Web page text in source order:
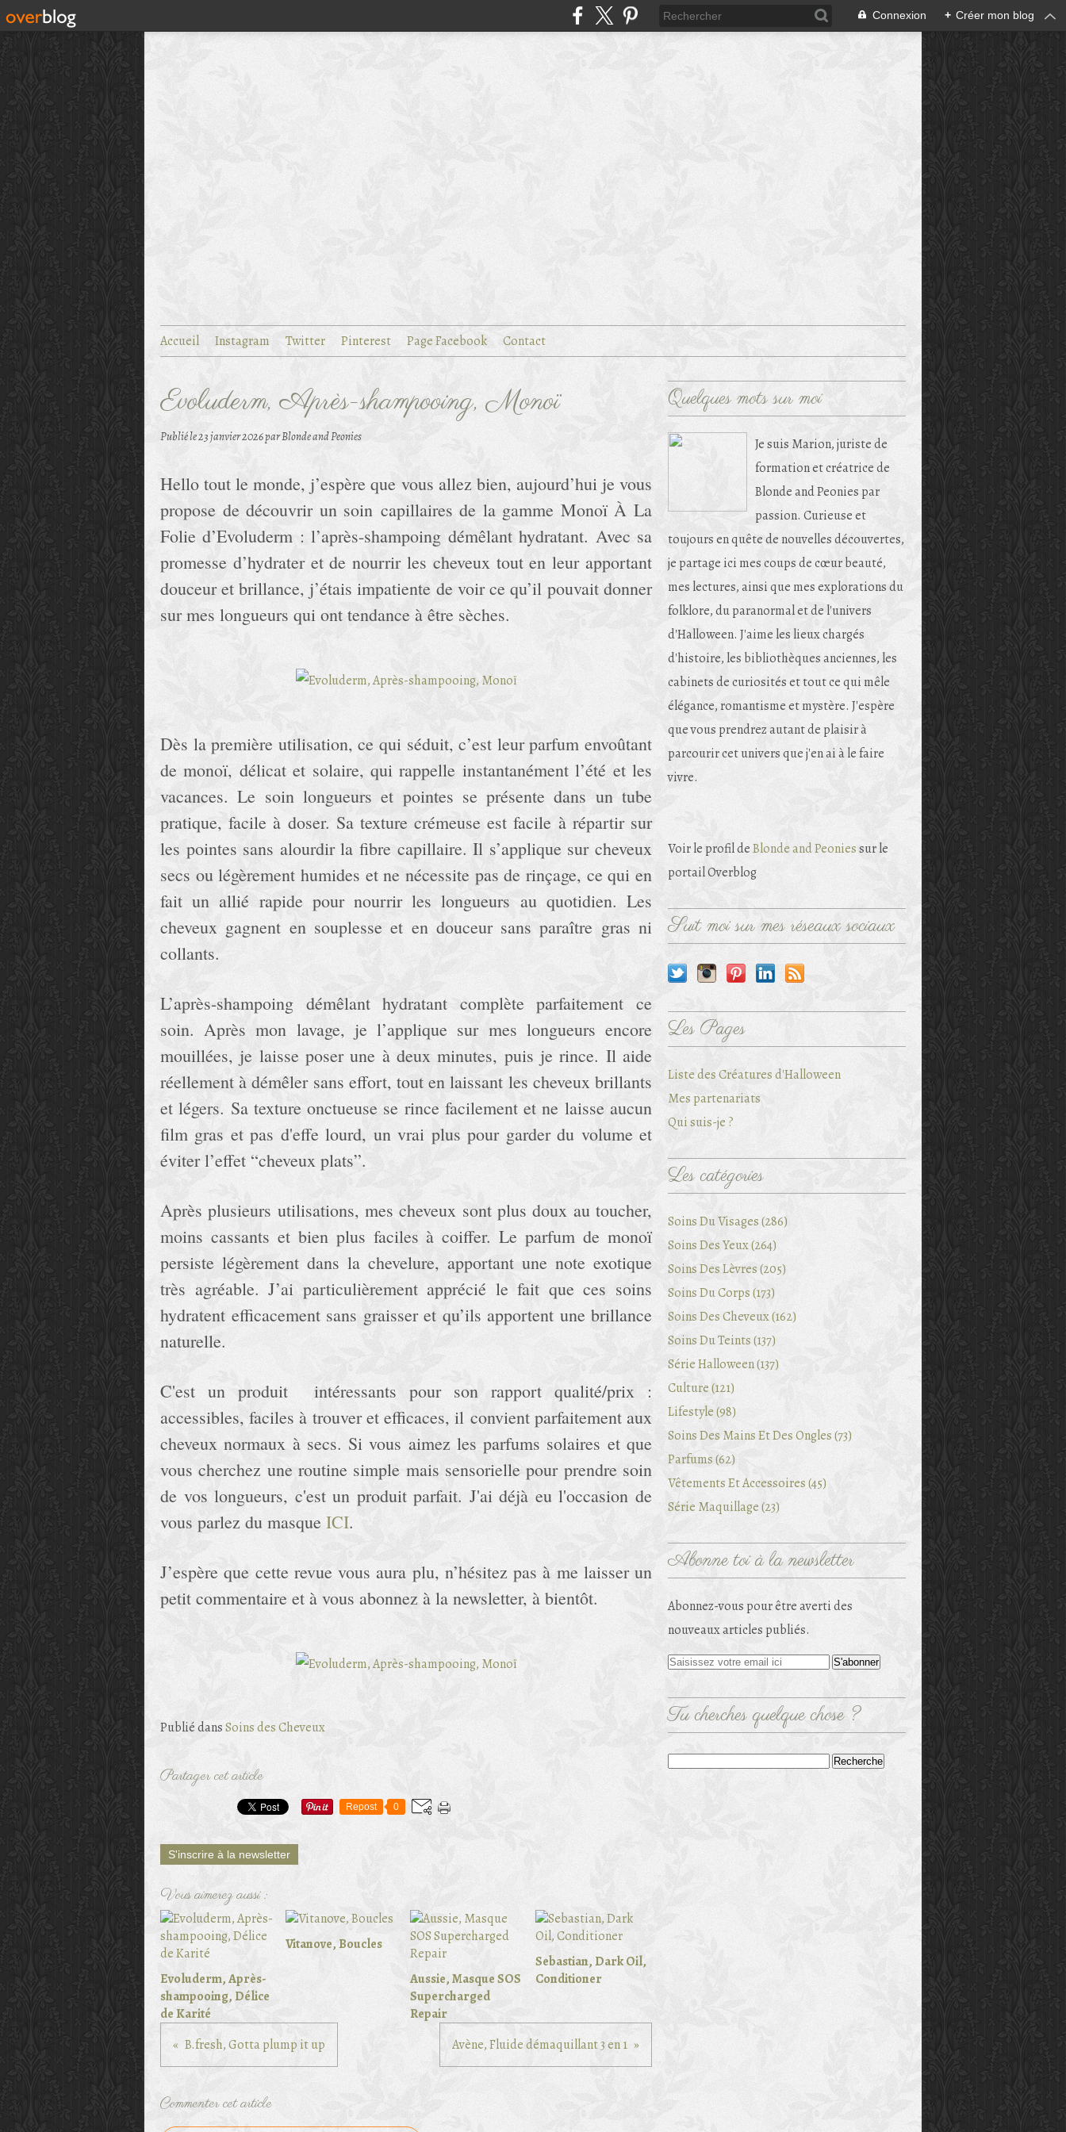
Connexion + Créer mon blog
Accueil Instagram Twitter Pinterest Page Facebook Contact
Evoluderm, Après-shampooing, Monoï
Publié le23 janvier 2026par Blonde and Peonies
Hello tout le monde, j’espère que vous allez bien, aujourd’hui je vous
propose de découvrir un soin capillaires de la gamme Monoï À La
Folie d’Evoluderm : l’après-shampoing démêlant hydratant. Avec sa
promesse d’hydrater et de nourrir les cheveux tout en leur apportant
douceur et brillance, j’étais impatiente de voir ce qu’il pouvait donner
sur mes longueurs qui ont tendance à être sèches.
Dès la première utilisation, ce qui séduit, c’est leur parfum envoûtant
de monoï, délicat et solaire, qui rappelle instantanément l’été et les
vacances. Le soin longueurs et pointes se présente dans un tube
pratique, facile à doser. Sa texture crémeuse est facile à répartir sur
les pointes sans alourdir la fibre capillaire. Il s’applique sur cheveux
secs ou légèrement humides et ne nécessite pas de rinçage, ce qui en
fait un allié rapide pour nourrir les longueurs au quotidien. Les
cheveux gagnent en souplesse et en douceur sans paraître gras ni
collants.
L’après-shampoing démêlant hydratant complète parfaitement ce
soin. Après mon lavage, je l’applique sur mes longueurs encore
mouillées, je laisse poser une à deux minutes, puis je rince. Il aide
réellement à démêler sans effort, tout en laissant les cheveux brillants
et légers. Sa texture onctueuse se rince facilement et ne laisse aucun
film gras et pas d'effe lourd, un vrai plus pour garder du volume et
éviter l’effet “cheveux plats”.
Après plusieurs utilisations, mes cheveux sont plus doux au toucher,
moins cassants et bien plus faciles à coiffer. Le parfum de monoï
persiste légèrement dans la chevelure, apportant une note exotique
très agréable. J’ai particulièrement apprécié le fait que ces soins
hydratent efficacement sans graisser et qu’ils apportent une brillance
naturelle.
C'est un produit intéressants pour son rapport qualité/prix :
accessibles, faciles à trouver et efficaces, il convient parfaitement aux
cheveux normaux à secs. Si vous aimez les parfums solaires et que
vous cherchez une routine simple mais sensorielle pour prendre soin
de vos longueurs, c'est un produit parfait. J'ai déjà eu l'occasion de
vous parlez du masque ICI.
J’espère que cette revue vous aura plu, n’hésitez pas à me laisser un
petit commentaire et à vous abonnez à la newsletter, à bientôt.
Publié dansSoins des Cheveux
Partager cet article
Repost 0
S'inscrire à la newsletter
Vous aimerez aussi :
Evoluderm, Après-
shampooing, Délice
de Karité
Vitanove, Boucles
Aussie, Masque SOS
Supercharged
Repair
Sebastian, Dark Oil,
Conditioner
B.fresh, Gotta plump it up Avène, Fluide démaquillant 3 en 1
Commenter cet article
Quelques mots sur moi
Je suis Marion, juriste de
formation et créatrice de
Blonde and Peonies par
passion. Curieuse et
toujours en quête de nouvelles découvertes,
je partage ici mes coups de cœur beauté,
mes lectures, ainsi que mes explorations du
folklore, du paranormal et de l'univers
d'Halloween. J'aime les lieux chargés
d'histoire, les bibliothèques anciennes, les
cabinets de curiosités et tout ce qui mêle
élégance, romantisme et mystère. J'espère
que vous prendrez autant de plaisir à
parcourir cet univers que j'en ai à le faire
vivre.
Voir le profil deBlonde and Peoniessur le
portail Overblog
Suit moi sur mes réseaux sociaux
Les Pages
Liste des Créatures d'Halloween
Mes partenariats
Qui suis-je ?
Les catégories
Soins Du Visages (286)
Soins Des Yeux (264)
Soins Des Lèvres (205)
Soins Du Corps (173)
Soins Des Cheveux (162)
Soins Du Teints (137)
Série Halloween (137)
Culture (121)
Lifestyle (98)
Soins Des Mains Et Des Ongles (73)
Parfums (62)
Vêtements Et Accessoires (45)
Série Maquillage (23)
Abonne toi à la newsletter
Abonnez-vous pour être averti des
nouveaux articles publiés.
Tu cherches quelque chose ?